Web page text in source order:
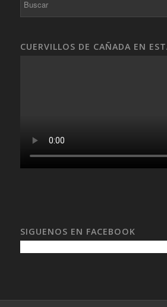
CUERVILLOS DE CAÑADA EN
SIGUENOS EN FACEBOOK